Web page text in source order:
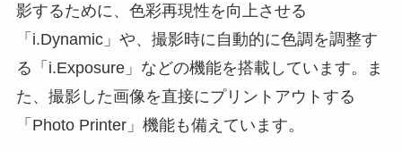
影するために、色彩再現性を向上させる
「i.Dynamic」や、撮影時に自動的に色調を調整す
る「i.Exposure」などの機能を搭載しています。ま
た、撮影した画像を直接にプリントアウトする
「Photo Printer」機能も備えています。